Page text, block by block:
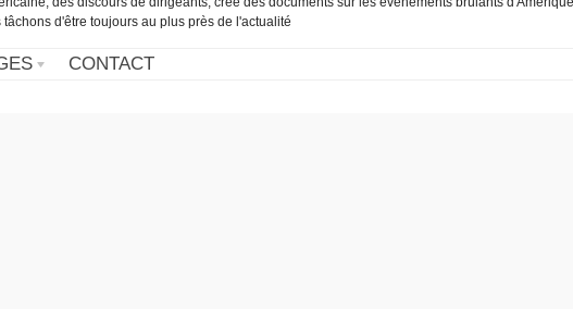
d'être toujours au plus près de l'actualité
CONTACT